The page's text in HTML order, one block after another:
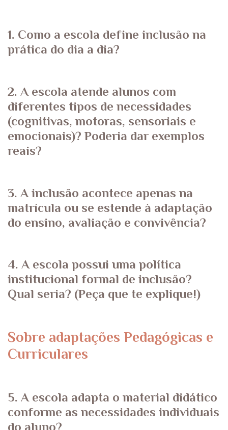
1. Como a escola define inclusão na
prática do dia a dia?
2. A escola atende alunos com
diferentes tipos de necessidades
(cognitivas, motoras, sensoriais e
emocionais)? Poderia dar exemplos
reais?
3. A inclusão acontece apenas na
matrícula ou se estende à adaptação
do ensino, avaliação e convivência?
4. A escola possui uma política
institucional formal de inclusão?
Qual seria? (Peça que te explique!)
Sobre adaptações Pedagógicas e
Curriculares
5. A escola adapta o material didático
conforme as necessidades individuais
do aluno?